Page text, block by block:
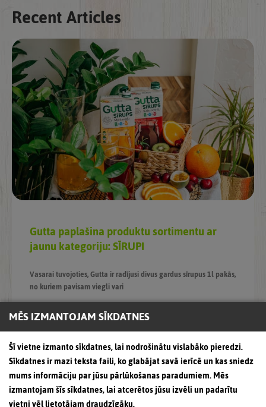
Recent Articles
Gutta paplašina produktu sortimentu ar
jaunu kategoriju: SĪRUPI
Vasarai tuvojoties, Gutta ir radījusi divus gardus sīrupus 1l pakās,
no kuriem pavisam viegli vari
MĒS IZMANTOJAM SĪKDATNES
Šī vietne izmanto sīkdatnes, lai nodrošinātu vislabāko pieredzi.
Sīkdatnes ir mazi teksta faili, ko glabājat savā ierīcē un kas sniedz
mums informāciju par jūsu pārlūkošanas paradumiem. Mēs
izmantojam šīs sīkdatnes, lai atcerētos jūsu izvēli un padarītu